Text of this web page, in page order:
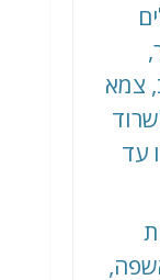
צמא
עד